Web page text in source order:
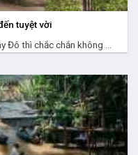
tuyệt vời
Đô thì chắc chắn không ...